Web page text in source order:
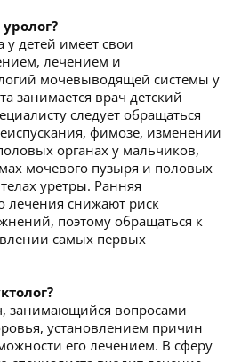
у детей имеет свои
лечением и
мочевыводящей системы у
занимается врач детский
следует обращаться
фимозе, изменении
органах у мальчиков,
мочевого пузыря и половых
уретры. Ранняя
лечения снижают риск
поэтому обращаться к
самых первых
занимающийся вопросами
установлением причин
его лечением. В сферу